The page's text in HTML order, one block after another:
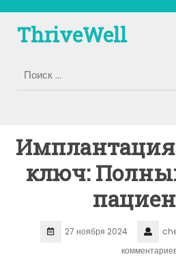
содержимому
ThriveWell
Имплантация
ключ:
27 ноября 2024